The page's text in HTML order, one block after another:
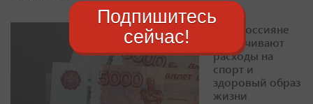
ВТБ: россияне
увеличивают
расходы на
спорт и
здоровый образ
жизни
Подпишитесь
сейчас!